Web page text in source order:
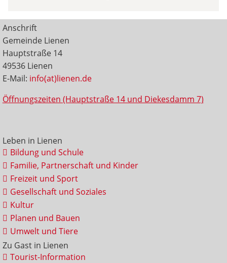
Anschrift
Gemeinde Lienen
Hauptstraße 14
49536 Lienen
E-Mail: info(at)lienen.de
Öffnungszeiten (Hauptstraße 14 und Diekesdamm 7)
Leben in Lienen
Bildung und Schule
Familie, Partnerschaft und Kinder
Freizeit und Sport
Gesellschaft und Soziales
Kultur
Planen und Bauen
Umwelt und Tiere
Zu Gast in Lienen
Tourist-Information